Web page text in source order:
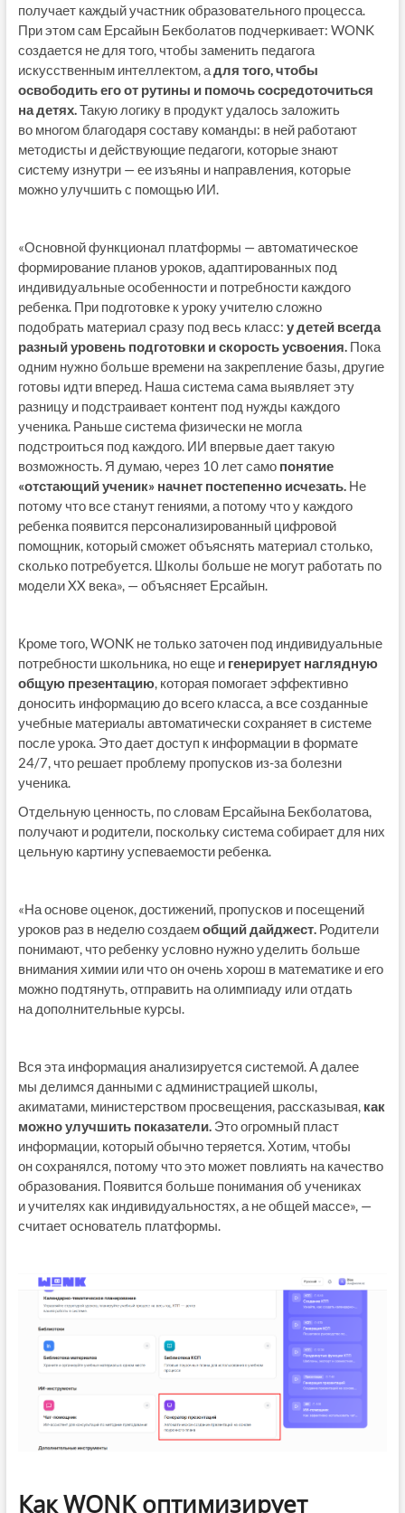
получает каждый участник образовательного процесса.
При этом сам Ерсайын Бекболатов подчеркивает: WONK
создается не для того, чтобы заменить педагога
искусственным интеллектом, адля того, чтобы
освободить его от рутины и помочь сосредоточиться
на детях.Такую логику в продукт удалось заложить
во многом благодаря составу команды: в ней работают
методисты и действующие педагоги, которые знают
систему изнутри — ее изъяны и направления, которые
можно улучшить с помощью ИИ.
«Основной функционал платформы — автоматическое
формирование планов уроков, адаптированных под
индивидуальные особенности и потребности каждого
ребенка. При подготовке к уроку учителю сложно
подобрать материал сразу под весь класс: у детей всегда
разный уровень подготовки и скорость усвоения.Пока
одним нужно больше времени на закрепление базы, другие
готовы идти вперед. Наша система сама выявляет эту
разницу и подстраивает контент под нужды каждого
ученика. Раньше система физически не могла
подстроиться под каждого. ИИ впервые дает такую
возможность. Я думаю, через 10 лет само понятие
«отстающий ученик» начнет постепенно исчезать.Не
потому что все станут гениями, а потому что у каждого
ребенка появится персонализированный цифровой
помощник, который сможет объяснять материал столько,
сколько потребуется. Школы больше не могут работать по
модели XX века», — объясняет Ерсайын.
Кроме того, WONK не только заточен под индивидуальные
потребности школьника, но еще и генерирует наглядную
общую презентацию, которая помогает эффективно
доносить информацию до всего класса, а все созданные
учебные материалы автоматически сохраняет в системе
после урока. Это дает доступ к информации в формате
24/7, что решает проблему пропусков из-за болезни
ученика.
Отдельную ценность, по словам Ерсайына Бекболатова,
получают и родители, поскольку система собирает для них
цельную картину успеваемости ребенка.
«На основе оценок, достижений, пропусков и посещений
уроков раз в неделю создаемобщий дайджест.Родители
понимают, что ребенку условно нужно уделить больше
внимания химии или что он очень хорош в математике и его
можно подтянуть, отправить на олимпиаду или отдать
на дополнительные курсы.
Вся эта информация анализируется системой. А далее
мы делимся данными с администрацией школы,
акиматами, министерством просвещения, рассказывая, как
можно улучшить показатели.Это огромный пласт
информации, который обычно теряется. Хотим, чтобы
он сохранялся, потому что это может повлиять на качество
образования. Появится больше понимания об учениках
и учителях как индивидуальностях, а не общей массе», —
считает основатель платформы.
Как WONK оптимизирует